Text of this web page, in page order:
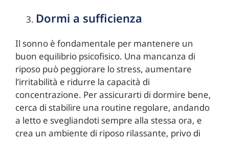
Dormi a sufficienza
Il sonno è fondamentale per mantenere un
buon equilibrio psicofisico. Una mancanza di
riposo può peggiorare lo stress, aumentare
l’irritabilità e ridurre la capacità di
concentrazione. Per assicurarti di dormire bene,
cerca di stabilire una routine regolare, andando
a letto e svegliandoti sempre alla stessa ora, e
crea un ambiente di riposo rilassante, privo di